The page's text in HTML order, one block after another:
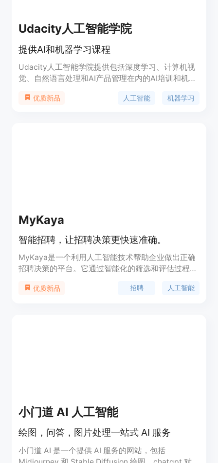
Udacity人工智能学院
提供AI和机器学习课程
Udacity人工智能学院提供包括深度学习、计算机视
觉、自然语言处理和AI产品管理在内的AI培训和机器
的最新技术，为未来的职业生涯打下坚实的基础。
优质新品 人工智能 机器学习
MyKaya
智能招聘，让招聘决策更快速准确。
MyKaya是一个利用人工智能技术帮助企业做出正确
招聘决策的平台。它通过智能化的筛选和评估过程，
背景信息显示它已经帮助了多位企业高管和专业人
优质新品 招聘 人工智能
小门道 AI 人工智能
绘图，问答，图片处理一站式 AI 服务
小门道 AI 是一个提供 AI 服务的网站，包括